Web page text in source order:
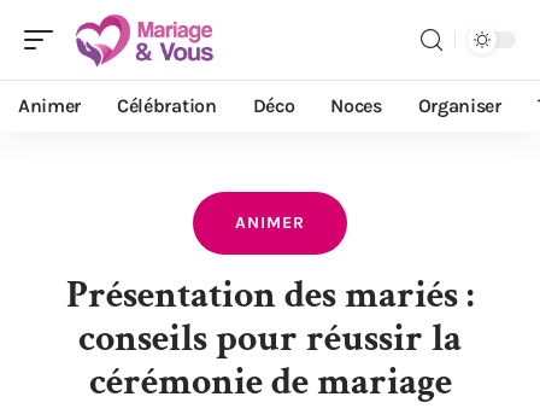
Animer Célébration Déco Noces Organiser
ANIMER
Présentation des mariés :
conseils pour réussir la
cérémonie de mariage